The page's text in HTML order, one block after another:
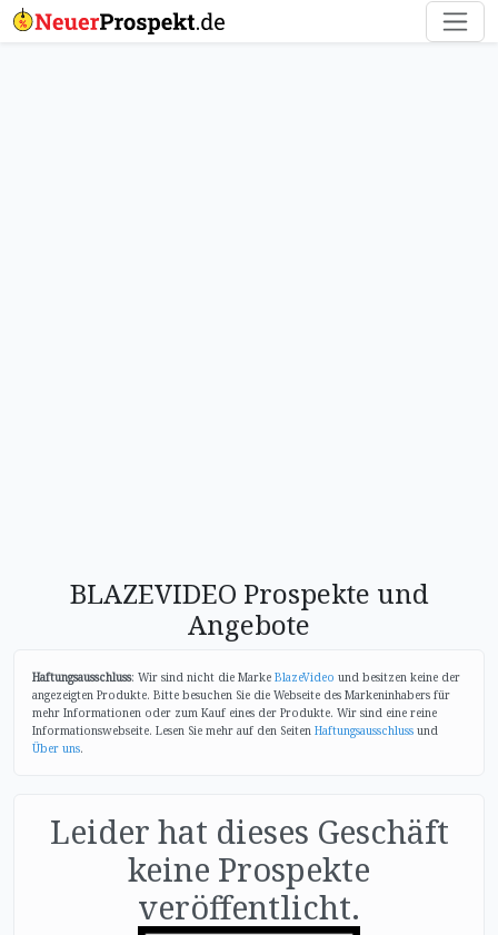
BLAZEVIDEO Prospekte und
Angebote
Haftungsausschluss: Wir sind nicht die Marke BlazeVideo und besitzen keine der
angezeigten Produkte. Bitte besuchen Sie die Webseite des Markeninhabers für
mehr Informationen oder zum Kauf eines der Produkte. Wir sind eine reine
Informationswebseite. Lesen Sie mehr auf den Seiten Haftungsausschluss und
Über uns.
Leider hat dieses Geschäft
keine Prospekte
veröffentlicht.